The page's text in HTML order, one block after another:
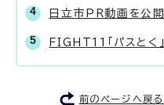
日立市PR動画を公開
FIGHT11「パスとく」
前のページへ戻る